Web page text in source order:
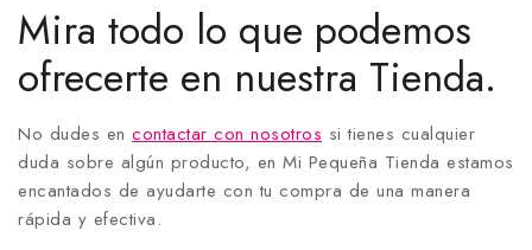
Mira todo lo que podemos
ofrecerte en nuestra Tienda.
No dudes en contactar con nosotros si tienes cualquier
duda sobre algún producto, en Mi Pequeña Tienda estamos
encantados de ayudarte con tu compra de una manera
rápida y efectiva.